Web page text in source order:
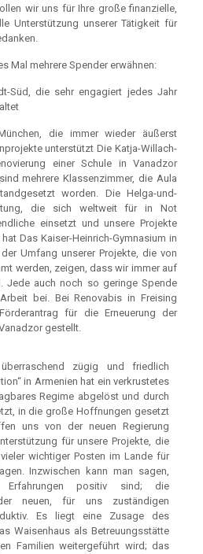
wir uns für Ihre große finanzielle,
Unterstützung unserer Tätigkeit für
Mal mehrere Spender erwähnen:
Süd, die sehr engagiert jedes Jahr
die immer wieder äußerst
unterstützt Die Katja-Willach-
einer Schule in Vanadzor
mehrere Klassenzimmer, die Aula
worden. Die Helga-und-
die sich weltweit für in Not
einsetzt und unsere Projekte
Das Kaiser-Heinrich-Gymnasium in
Umfang unserer Projekte, die von
werden, zeigen, dass wir immer auf
Jede auch noch so geringe Spende
bei. Bei Renovabis in Freising
für die Erneuerung der
gestellt.
zügig und friedlich
in Armenien hat ein verkrustetes
Regime abgelöst und durch
in die große Hoffnungen gesetzt
uns von der neuen Regierung
für unsere Projekte, die
wichtiger Posten im Lande für
Inzwischen kann man sagen,
positiv sind; die
neuen, für uns zuständigen
Es liegt eine Zusage des
Waisenhaus als Betreuungsstätte
Familien weitergeführt wird; das